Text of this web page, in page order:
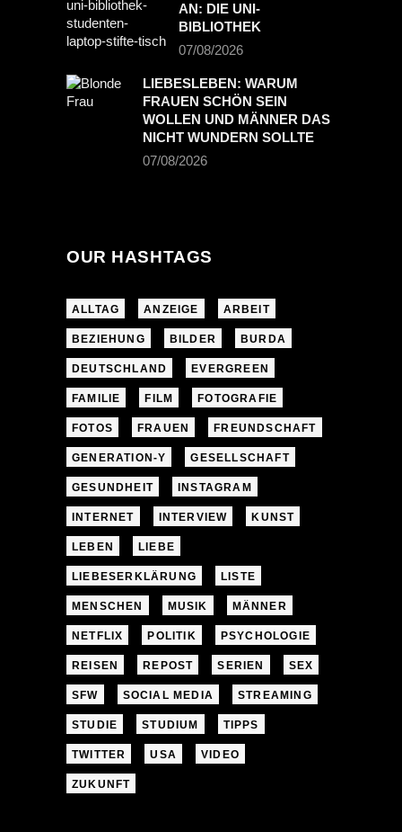
AN: DIE UNI-
BIBLIOTHEK
07/08/2026
LIEBESLEBEN: WARUM
FRAUEN SCHÖN SEIN
WOLLEN UND MÄNNER DAS
NICHT WUNDERN SOLLTE
07/08/2026
OUR HASHTAGS
ALLTAG ANZEIGE ARBEIT
BEZIEHUNG BILDER BURDA
DEUTSCHLAND EVERGREEN
FAMILIE FILM FOTOGRAFIE
FOTOS FRAUEN FREUNDSCHAFT
GENERATION-Y GESELLSCHAFT
GESUNDHEIT INSTAGRAM
INTERNET INTERVIEW KUNST
LEBEN LIEBE
LIEBESERKLÄRUNG LISTE
MENSCHEN MUSIK MÄNNER
NETFLIX POLITIK PSYCHOLOGIE
REISEN REPOST SERIEN SEX
SFW SOCIAL MEDIA STREAMING
STUDIE STUDIUM TIPPS
TWITTER USA VIDEO
ZUKUNFT